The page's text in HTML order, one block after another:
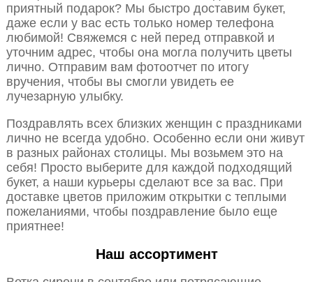
приятный подарок? Мы быстро доставим букет,
даже если у вас есть только номер телефона
любимой! Свяжемся с ней перед отправкой и
уточним адрес, чтобы она могла получить цветы
лично. Отправим вам фотоотчет по итогу
вручения, чтобы вы смогли увидеть ее
лучезарную улыбку.
Поздравлять всех близких женщин с праздниками
лично не всегда удобно. Особенно если они живут
в разных районах столицы. Мы возьмем это на
себя! Просто выберите для каждой подходящий
букет, а наши курьеры сделают все за вас. При
доставке цветов приложим открытки с теплыми
пожеланиями, чтобы поздравление было еще
приятнее!
Наш ассортимент